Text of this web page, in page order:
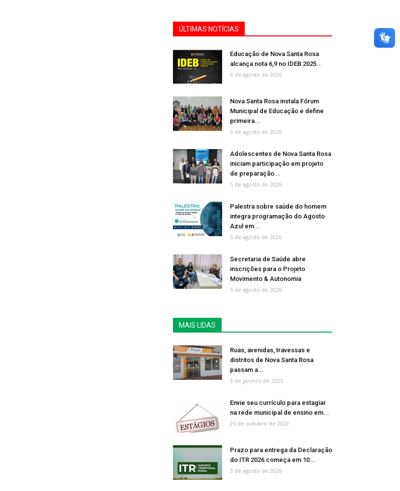
ÚLTIMAS NOTÍCIAS
Educação de Nova Santa Rosa
alcança nota 6,9 no IDEB 2025...
6 de agosto de 2026
Nova Santa Rosa instala Fórum
Municipal de Educação e define
primeira...
6 de agosto de 2026
Adolescentes de Nova Santa Rosa
iniciam participação em projeto
de preparação...
5 de agosto de 2026
Palestra sobre saúde do homem
integra programação do Agosto
Azul em...
5 de agosto de 2026
Secretaria de Saúde abre
inscrições para o Projeto
Movimento & Autonomia
5 de agosto de 2026
MAIS LIDAS
Ruas, avenidas, travessas e
distritos de Nova Santa Rosa
passam a...
3 de janeiro de 2025
Envie seu currículo para estagiar
na rede municipal de ensino em...
25 de outubro de 2022
Prazo para entrega da Declaração
do ITR 2026 começa em 10...
3 de agosto de 2026